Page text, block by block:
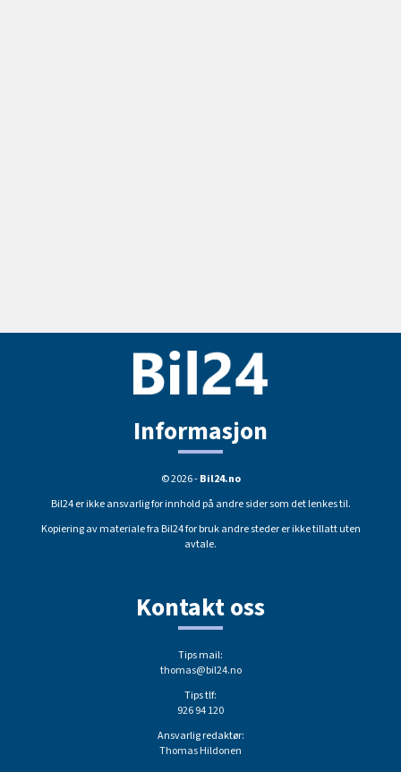
Informasjon
© 2026 -Bil24.no
Bil24 er ikke ansvarlig for innhold på andre sider som det lenkes til.
Kopiering av materiale fra Bil24 for bruk andre steder er ikke tillatt uten
avtale.
Kontakt oss
Tips mail:
thomas@bil24.no
Tips tlf:
926 94 120
Ansvarlig redaktør:
Thomas Hildonen